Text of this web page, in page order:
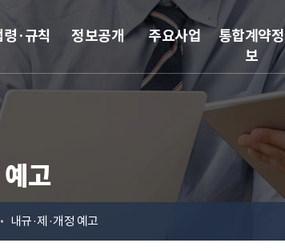
령·규칙 정보공개 주요사업
통합계약정
보
고
내규·제·개정 예고